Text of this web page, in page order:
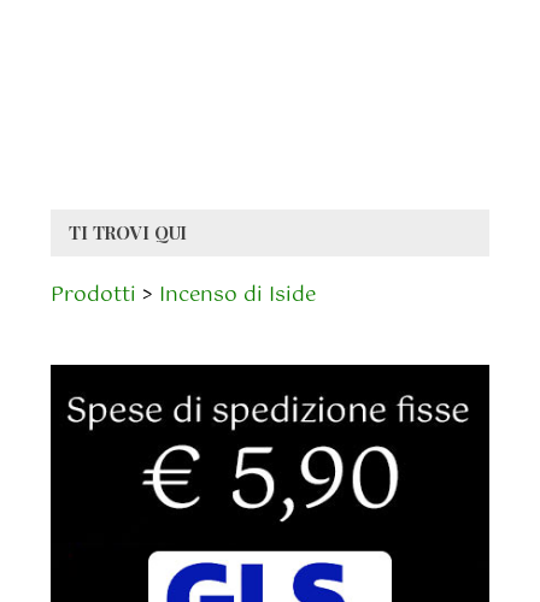
TI TROVI QUI
Prodotti > Incenso di Iside